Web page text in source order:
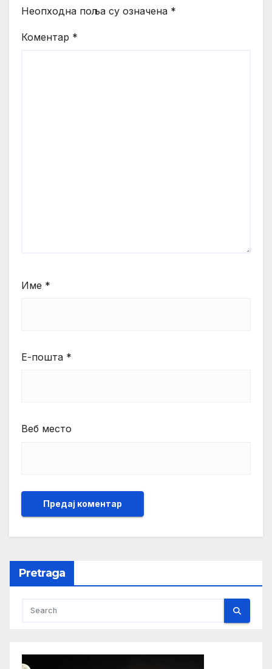
Неопходна поља су означена *
Коментар *
Име *
Е-пошта *
Веб место
Pretraga